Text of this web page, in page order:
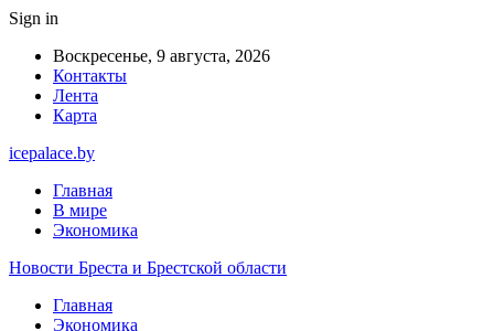
Sign in
Воскресенье, 9 августа, 2026
Контакты
Лента
Карта
icepalace.by
Главная
В мире
Экономика
Новости Бреста и Брестской области
Главная
Экономика